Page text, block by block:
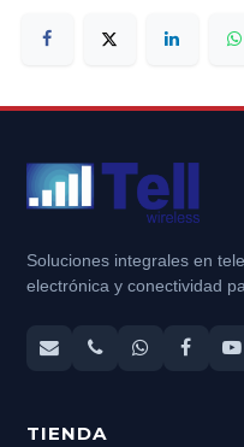
Soluciones integrales en
electrónica y conectividad
TIENDA